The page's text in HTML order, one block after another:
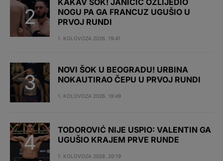
NOGU PA GA FRANCUZ UGUŠIO U
PRVOJ RUNDI
1. KOLOVOZA 2026. 19:41
NOVI ŠOK U BEOGRADU! URBINA
NOKAUTIRAO ČEPU U PRVOJ RUNDI
1. KOLOVOZA 2026. 19:49
TODOROVIĆ NIJE USPIO: VALENTIN GA
UGUŠIO KRAJEM PRVE RUNDE
1. KOLOVOZA 2026. 20:19